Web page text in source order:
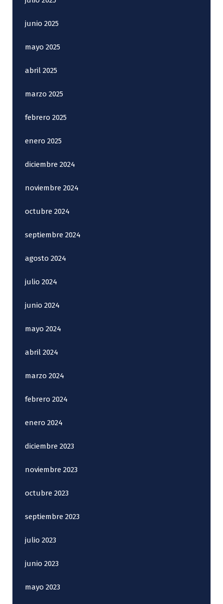
junio 2025
mayo 2025
abril 2025
marzo 2025
febrero 2025
enero 2025
diciembre 2024
noviembre 2024
octubre 2024
septiembre 2024
agosto 2024
julio 2024
junio 2024
mayo 2024
abril 2024
marzo 2024
febrero 2024
enero 2024
diciembre 2023
noviembre 2023
octubre 2023
septiembre 2023
julio 2023
junio 2023
mayo 2023